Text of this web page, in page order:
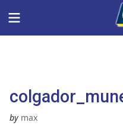
Menu
by max